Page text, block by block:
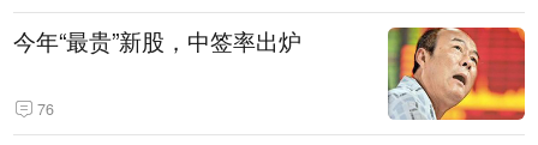
今年“最贵”新股，中签率出炉
76